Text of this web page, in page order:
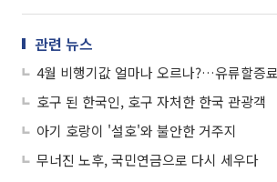
관련 뉴스
4월 비행기값 얼마나 오르나?…유류할증
호구 된 한국인, 호구 자처한 한국 관광객
아기 호랑이 '설호'와 불안한 거주지
무너진 노후, 국민연금으로 다시 세우다